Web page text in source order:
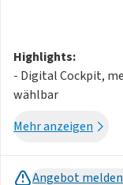
Highlights:
- Digital Cockpit,
wählbar
- Luftfederung mit
Assistenzsysteme:
Mehr anzeigen
Angebot melden